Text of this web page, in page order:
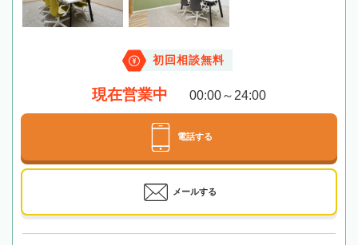
初回相談無料
現在営業中 00:00～24:00
電話する
メールする